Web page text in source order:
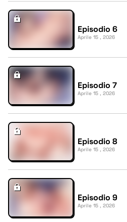
Episodio 6
Aprile 15 , 2026
Episodio 7
Aprile 15 , 2026
Episodio 8
Aprile 15 , 2026
Episodio 9
Aprile 15 , 2026